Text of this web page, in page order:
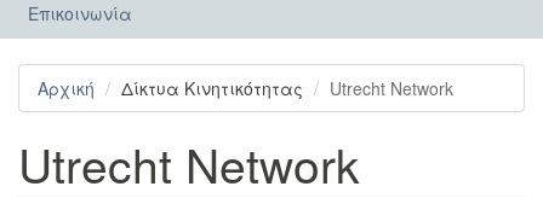
Επικοινωνία
Αρχική Δίκτυα Κινητικότητας Utrecht Network
Utrecht Network